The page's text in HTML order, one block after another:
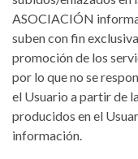
ASOCIACIÓN
suben con fin
promoción de los
por lo que no se
el Usuario a partir de
producidos en el
información.